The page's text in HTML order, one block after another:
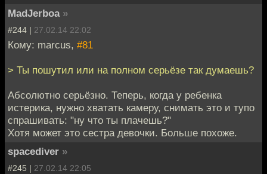
MadJerboa »
#244 | 27.02.14 22:02
Кому: marcus, #81
> Ты пошутил или на полном серьёзе так думаешь?
Абсолютно серьёзно. Теперь, когда у ребенка
истерика, нужно хватать камеру, снимать это и тупо
спрашивать: "ну что ты плачешь?"
Хотя может это сестра девочки. Больше похоже.
spacediver »
#245 | 27.02.14 22:05